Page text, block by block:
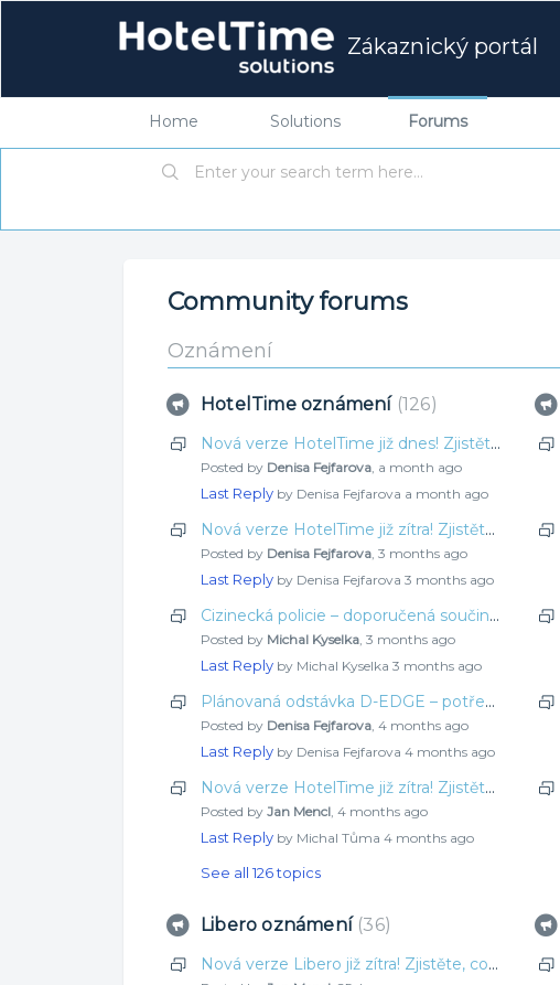
Zákaznický portál
Home Solutions Forums
Community forums
Oznámení
HotelTime oznámení 126
Nová verze HotelTime již dnes! Zjistěte, co jsme pro vás připravili tentokrát
Posted by Denisa Fejfarova a month ago
Last Reply by Denisa Fejfarova a month ago
Nová verze HotelTime již zítra! Zjistěte, co jsme pro vás připravili tentokrát
Posted by Denisa Fejfarova 3 months ago
Last Reply by Denisa Fejfarova 3 months ago
Cizinecká policie – doporučená součinnost
Posted by Michal Kyselka 3 months ago
Last Reply by Michal Kyselka 3 months ago
Plánovaná odstávka D-EDGE – potřebná součinnost
Posted by Denisa Fejfarova 4 months ago
Last Reply by Denisa Fejfarova 4 months ago
Nová verze HotelTime již zítra! Zjistěte, co jsme pro vás připravili tentokrát
Posted by Jan Mencl 4 months ago
Last Reply by Michal Tůma 4 months ago
See all 126 topics
Libero oznámení 36
Nová verze Libero již zítra! Zjistěte, co jsme pro vás připravili tentokrát